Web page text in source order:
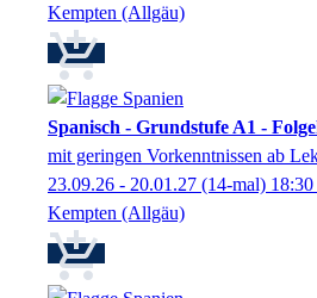
Kempten (Allgäu)
Spanisch - Grundstufe A1 -
mit geringen Vorkenntnissen ab
23.09.26 - 20.01.27 (14-mal) 18:30
Kempten (Allgäu)